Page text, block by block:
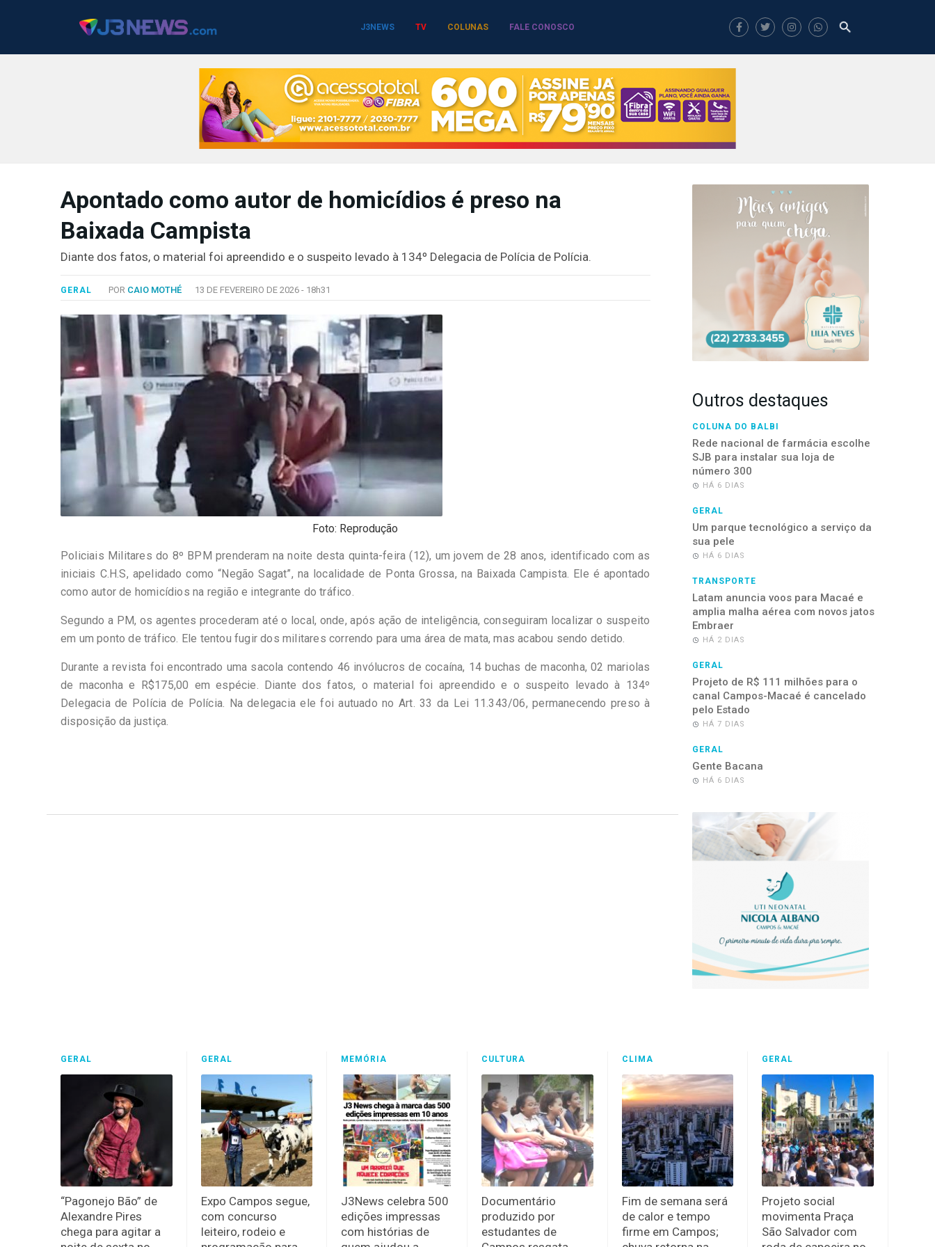
J3NEWS TV COLUNAS FALE CONOSCO
Desenvolvido
Apontado como autor de homicídios é preso na
Baixada Campista
Diante dos fatos, o material foi apreendido e o suspeito levado à 134º Delegacia de Polícia de Polícia.
GERAL POR CAIO MOTHÉ 13 DE FEVEREIRO DE 2026 - 18h31
Foto: Reprodução
Policiais Militares do 8º BPM prenderam na noite desta quinta-feira (12), um jovem de 28 anos, identificado com as
iniciais C.H.S, apelidado como “Negão Sagat”, na localidade de Ponta Grossa, na Baixada Campista. Ele é apontado
como autor de homicídios na região e integrante do tráfico.
Segundo a PM, os agentes procederam até o local, onde, após ação de inteligência, conseguiram localizar o suspeito
em um ponto de tráfico. Ele tentou fugir dos militares correndo para uma área de mata, mas acabou sendo detido.
Durante a revista foi encontrado uma sacola contendo 46 invólucros de cocaína, 14 buchas de maconha, 02 mariolas
de maconha e R$175,00 em espécie. Diante dos fatos, o material foi apreendido e o suspeito levado à 134º
Delegacia de Polícia de Polícia. Na delegacia ele foi autuado no Art. 33 da Lei 11.343/06, permanecendo preso à
disposição da justiça.
Outros destaques
COLUNA DO BALBI
Rede nacional de farmácia escolhe
SJB para instalar sua loja de
número 300
HÁ 6 DIAS
GERAL
Um parque tecnológico a serviço da
sua pele
HÁ 6 DIAS
TRANSPORTE
Latam anuncia voos para Macaé e
amplia malha aérea com novos jatos
Embraer
HÁ 2 DIAS
GERAL
Projeto de R$ 111 milhões para o
canal Campos-Macaé é cancelado
pelo Estado
HÁ 7 DIAS
GERAL
Gente Bacana
HÁ 6 DIAS
GERAL
“Pagonejo Bão” de
Alexandre Pires
chega para agitar a
GERAL
Expo Campos segue,
com concurso
leiteiro, rodeio e
MEMÓRIA
J3News celebra 500
edições impressas
com histórias de
CULTURA
Documentário
produzido por
estudantes de
CLIMA
Fim de semana será
de calor e tempo
firme em Campos;
GERAL
Projeto social
movimenta Praça
São Salvador com